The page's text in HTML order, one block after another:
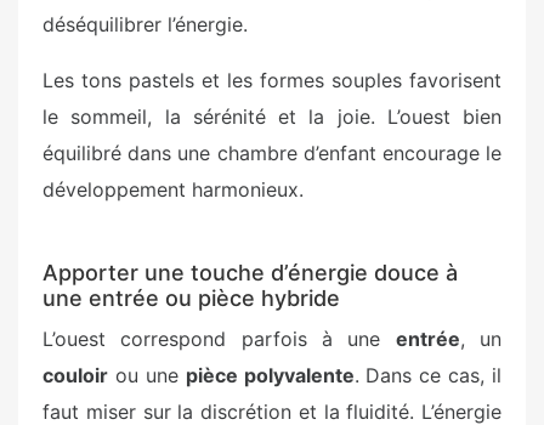
déséquilibrer l’énergie.
Les tons pastels et les formes souples favorisent
le sommeil, la sérénité et la joie. L’ouest bien
équilibré dans une chambre d’enfant encourage le
développement harmonieux.
Apporter une touche d’énergie douce à
une entrée ou pièce hybride
L’ouest correspond parfois à une entrée, un
couloir ou une pièce polyvalente. Dans ce cas, il
faut miser sur la discrétion et la fluidité. L’énergie